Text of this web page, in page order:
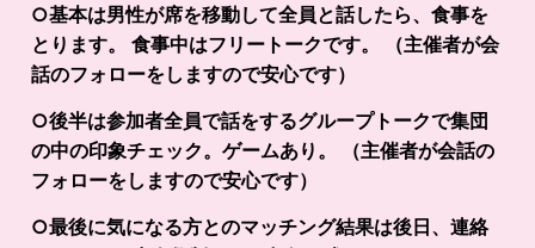
○基本は男性が席を移動して全員と話したら、食事を
とります。 食事中はフリートークです。 （主催者が会
話のフォローをしますので安心です）
○後半は参加者全員で話をするグループトークで集団
の中の印象チェック。ゲームあり。 （主催者が会話の
フォローをしますので安心です）
○最後に気になる方とのマッチング結果は後日、連絡